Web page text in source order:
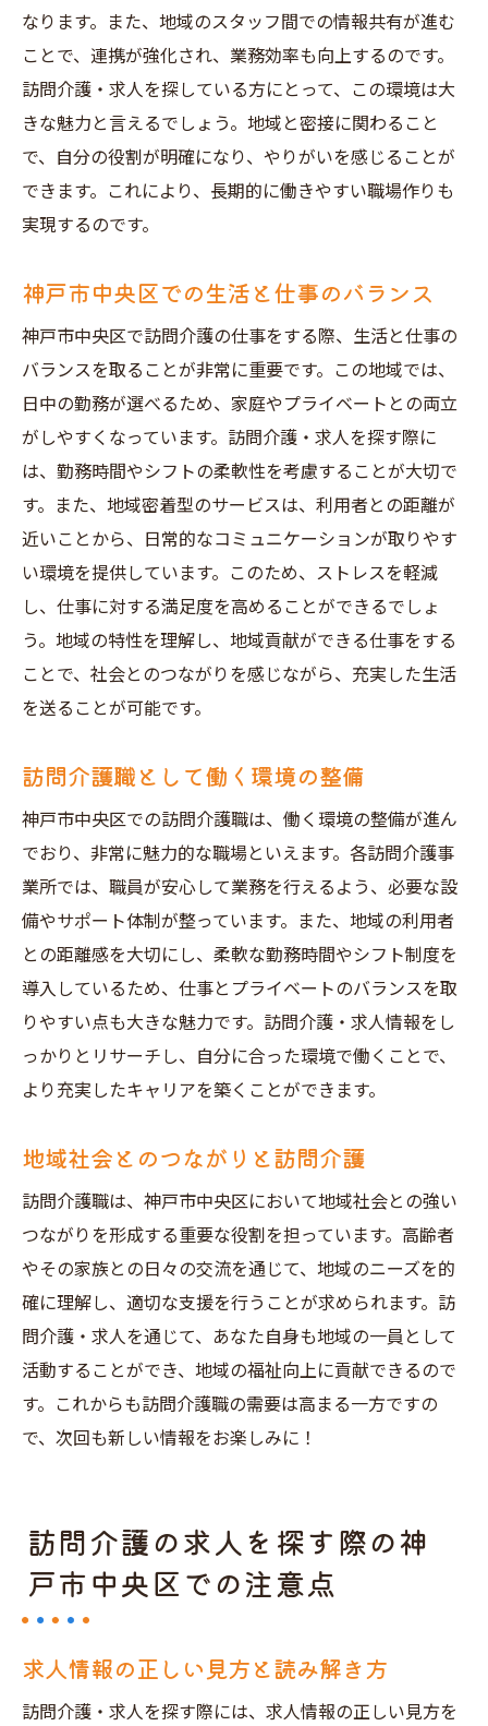
なります。また、地域のスタッフ間での情報共有が進む
ことで、連携が強化され、業務効率も向上するのです。
訪問介護・求人を探している方にとって、この環境は大
きな魅力と言えるでしょう。地域と密接に関わること
で、自分の役割が明確になり、やりがいを感じることが
できます。これにより、長期的に働きやすい職場作りも
実現するのです。
神戸市中央区での生活と仕事のバランス
神戸市中央区で訪問介護の仕事をする際、生活と仕事の
バランスを取ることが非常に重要です。この地域では、
日中の勤務が選べるため、家庭やプライベートとの両立
がしやすくなっています。訪問介護・求人を探す際に
は、勤務時間やシフトの柔軟性を考慮することが大切で
す。また、地域密着型のサービスは、利用者との距離が
近いことから、日常的なコミュニケーションが取りやす
い環境を提供しています。このため、ストレスを軽減
し、仕事に対する満足度を高めることができるでしょ
う。地域の特性を理解し、地域貢献ができる仕事をする
ことで、社会とのつながりを感じながら、充実した生活
を送ることが可能です。
訪問介護職として働く環境の整備
神戸市中央区での訪問介護職は、働く環境の整備が進ん
でおり、非常に魅力的な職場といえます。各訪問介護事
業所では、職員が安心して業務を行えるよう、必要な設
備やサポート体制が整っています。また、地域の利用者
との距離感を大切にし、柔軟な勤務時間やシフト制度を
導入しているため、仕事とプライベートのバランスを取
りやすい点も大きな魅力です。訪問介護・求人情報をし
っかりとリサーチし、自分に合った環境で働くことで、
より充実したキャリアを築くことができます。
地域社会とのつながりと訪問介護
訪問介護職は、神戸市中央区において地域社会との強い
つながりを形成する重要な役割を担っています。高齢者
やその家族との日々の交流を通じて、地域のニーズを的
確に理解し、適切な支援を行うことが求められます。訪
問介護・求人を通じて、あなた自身も地域の一員として
活動することができ、地域の福祉向上に貢献できるので
す。これからも訪問介護職の需要は高まる一方ですの
で、次回も新しい情報をお楽しみに！
訪問介護の求人を探す際の神
戸市中央区での注意点
求人情報の正しい見方と読み解き方
訪問介護・求人を探す際には、求人情報の正しい見方を